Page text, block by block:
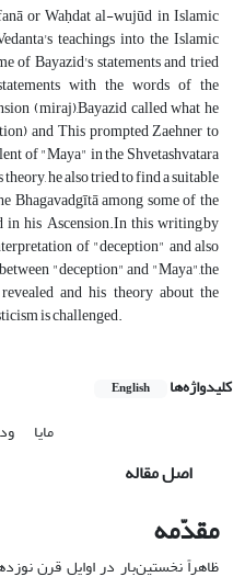
or Waḥdat al-wujūd in Islamic
teachings into the Islamic
of Bayazid's statements and tried
with the words of the
(miraj),Bayazid called what he
and This prompted Zaehner to
of "Maya" in the Shvetashvatara
he also tried to find a suitable
Bhagavadgītā among some of the
his Ascension.In this writing,by
of "deception" and also
"deception" and "Maya",the
and his theory about the
is challenged.
کلیدواژه‌ها English
مایا
اصل مقاله
مقدّمه
ظاهراً نخستین‌بار در اوایل قرن